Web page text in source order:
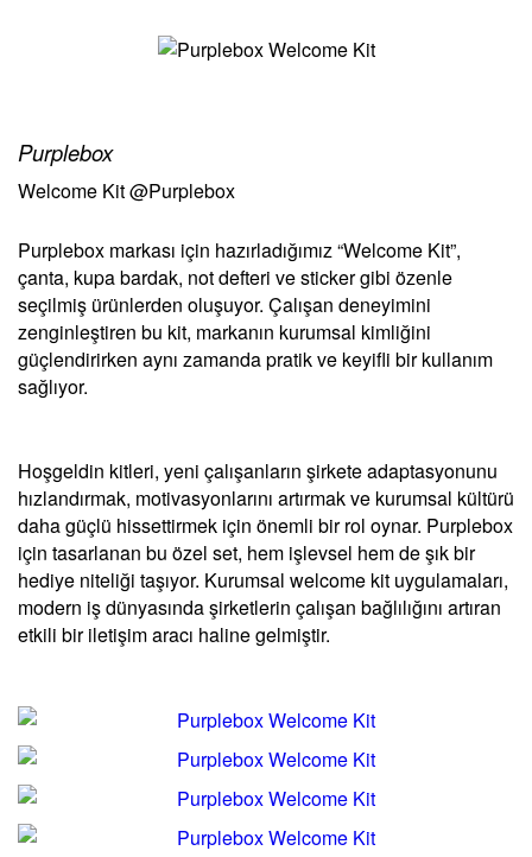
Purplebox
Welcome Kit @Purplebox
Purplebox markası için hazırladığımız “Welcome Kit”,
çanta, kupa bardak, not defteri ve sticker gibi özenle
seçilmiş ürünlerden oluşuyor. Çalışan deneyimini
zenginleştiren bu kit, markanın kurumsal kimliğini
güçlendirirken aynı zamanda pratik ve keyifli bir kullanım
sağlıyor.
Hoşgeldin kitleri, yeni çalışanların şirkete adaptasyonunu
hızlandırmak, motivasyonlarını artırmak ve kurumsal kültürü
daha güçlü hissettirmek için önemli bir rol oynar. Purplebox
için tasarlanan bu özel set, hem işlevsel hem de şık bir
hediye niteliği taşıyor. Kurumsal welcome kit uygulamaları,
modern iş dünyasında şirketlerin çalışan bağlılığını artıran
etkili bir iletişim aracı haline gelmiştir.